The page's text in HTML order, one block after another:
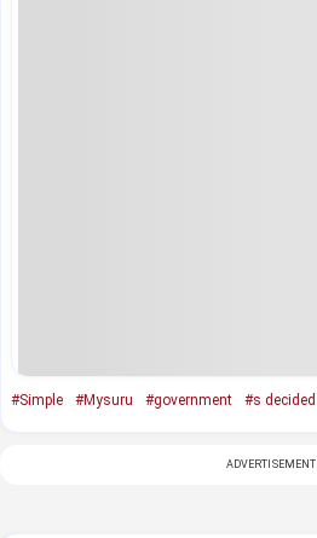
#Simple #Mysuru #government #s decided
ADVERTISEMENT